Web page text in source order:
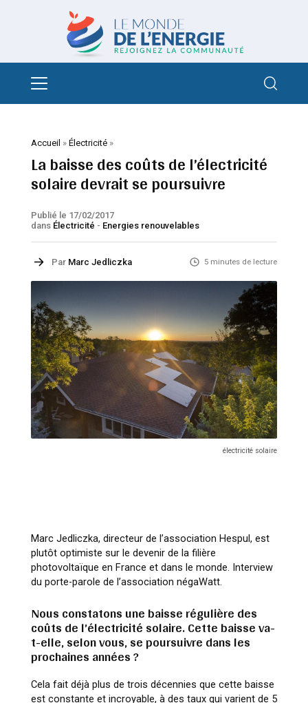
Accueil » Électricité»
La baisse des coûts de l’électricité
solaire devrait se poursuivre
Publié le 17/02/2017
dans Électricité - Energies renouvelables
Par Marc Jedliczka 5 minutes de lecture
électricité solaire
Marc Jedliczka, directeur de l’association Hespul, est
plutôt optimiste sur le devenir de la filière
photovoltaïque en France et dans le monde. Interview
du porte-parole de l’association négaWatt.
Nous constatons une baisse régulière des
coûts de l’électricité solaire. Cette baisse va-
t-elle, selon vous, se poursuivre dans les
prochaines années ?
Cela fait déjà plus de trois décennies que cette baisse
est constante et incroyable, à des taux qui varient de 5